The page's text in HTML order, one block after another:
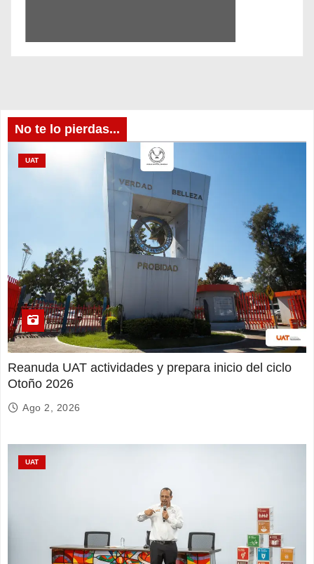
No te lo pierdas...
UAT
Reanuda UAT actividades y prepara inicio del ciclo
Otoño 2026
Ago 2, 2026
UAT